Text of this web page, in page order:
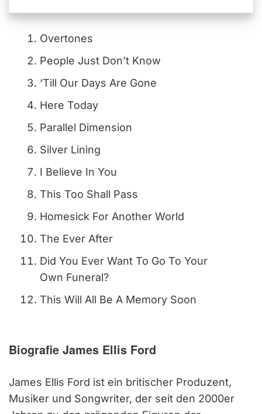
Overtones
People Just Don’t Know
‘Till Our Days Are Gone
Here Today
Parallel Dimension
Silver Lining
I Believe In You
This Too Shall Pass
Homesick For Another World
The Ever After
Did You Ever Want To Go To Your
Own Funeral?
This Will All Be A Memory Soon
Biografie James Ellis Ford
James Ellis Ford ist ein britischer Produzent,
Musiker und Songwriter, der seit den 2000er